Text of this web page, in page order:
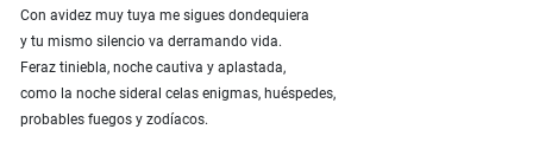
Con avidez muy tuya me sigues dondequiera
y tu mismo silencio va derramando vida.
Feraz tiniebla, noche cautiva y aplastada,
como la noche sideral celas enigmas, huéspedes,
probables fuegos y zodíacos.